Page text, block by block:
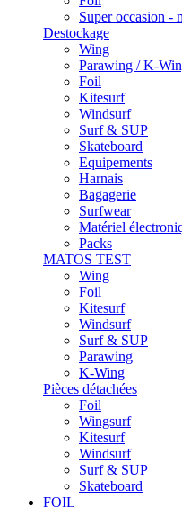
Super occasion -
Destockage
Wing
Parawing / K-
Foil
Kitesurf
Windsurf
Surf & SUP
Skateboard
Equipements
Harnais
Bagagerie
Surfwear
Matériel
Packs
MATOS TEST
Wing
Foil
Kitesurf
Windsurf
Surf & SUP
Parawing
K-Wing
Pièces détachées
Foil
Wingsurf
Kitesurf
Windsurf
Surf & SUP
Skateboard
FOIL